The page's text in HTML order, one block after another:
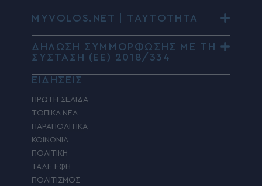
MYVOLOS.NET | ΤΑΥΤΟΤΗΤΑ
ΔΗΛΩΣΗ ΣΥΜΜΟΡΦΩΣΗΣ ΜΕ ΤΗ
ΣΥΣΤΑΣΗ (ΕΕ) 2018/334
ΕΙΔΗΣΕΙΣ
ΠΡΩΤΗ ΣΕΛΙΔΑ
ΤΟΠΙΚΑ ΝΕΑ
ΠΑΡΑΠΟΛΙΤΙΚΑ
ΚΟΙΝΩΝΙΑ
ΠΟΛΙΤΙΚΗ
ΤΑΔΕ ΕΦΗ
ΠΟΛΙΤΙΣΜΟΣ